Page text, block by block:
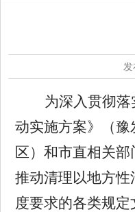
为深入贯彻
动实施方案》（豫
区）和市直相关
推动清理以地方
度要求的各类规定